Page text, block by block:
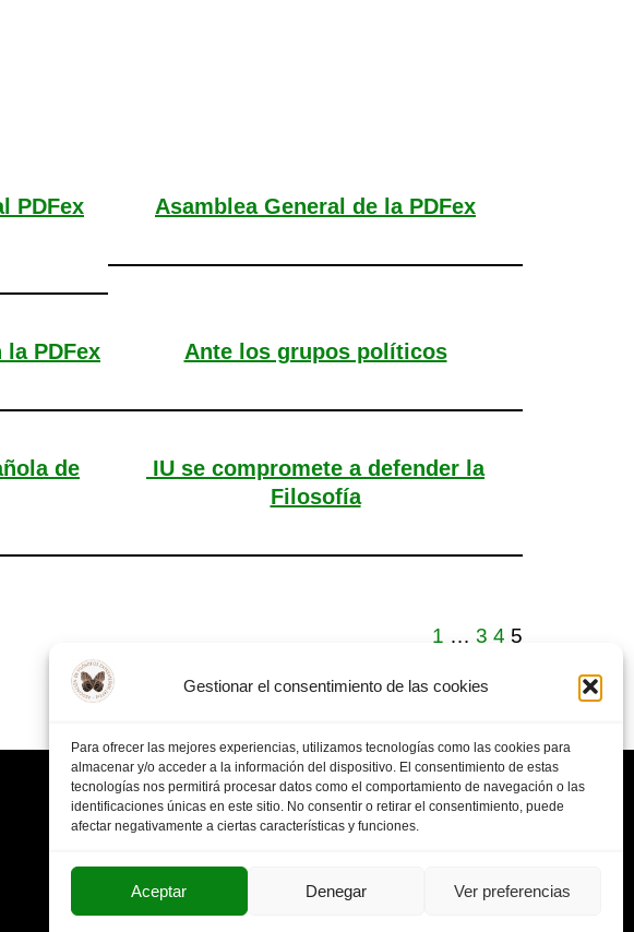
Gestionar el consentimiento de las cookies
Para ofrecer las mejores experiencias, utilizamos tecnologías como las cookies para
almacenar y/o acceder a la información del dispositivo. El consentimiento de estas
tecnologías nos permitirá procesar datos como el comportamiento de navegación o las
identificaciones únicas en este sitio. No consentir o retirar el consentimiento, puede
afectar negativamente a ciertas características y funciones.
Aceptar Denegar Ver preferencias
PDFex
Asamblea General de la PDFex
la PDFex Ante los grupos políticos
de
IU se compromete a defender la
Filosofía
1 … 3 4 5
POLITICA DE PRIVACIDAD
SUS DATOS SEGUROS